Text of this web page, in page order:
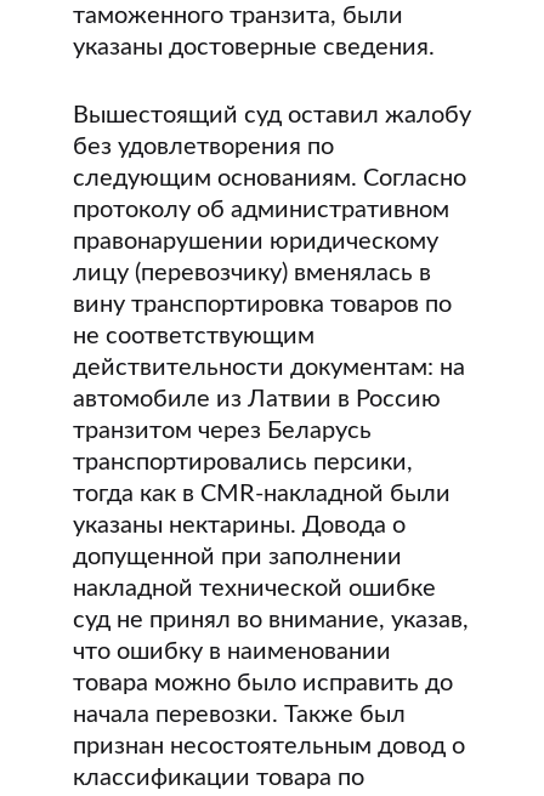
таможенного транзита, были
указаны достоверные сведения.
Вышестоящий суд оставил жалобу
без удовлетворения по
следующим основаниям. Согласно
протоколу об административном
правонарушении юридическому
лицу (перевозчику) вменялась в
вину транспортировка товаров по
не соответствующим
действительности документам: на
автомобиле из Латвии в Россию
транзитом через Беларусь
транспортировались персики,
тогда как в CMR-накладной были
указаны нектарины. Довода о
допущенной при заполнении
накладной технической ошибке
суд не принял во внимание, указав,
что ошибку в наименовании
товара можно было исправить до
начала перевозки. Также был
признан несостоятельным довод о
классификации товара по